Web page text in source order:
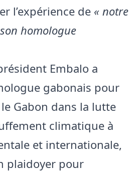
l’expérience de « notre
homologue
Embalo a
gabonais pour
Gabon dans la lutte
climatique à
et internationale,
plaidoyer pour